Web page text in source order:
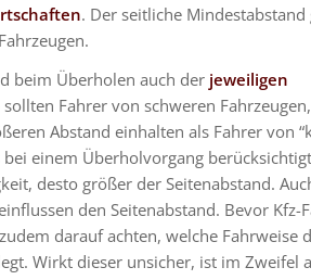
. Der seitliche Mindestabstand
beim Überholen auch der jeweiligen
sollten Fahrer von schweren Fahrzeugen,
Abstand einhalten als Fahrer von
einem Überholvorgang
desto größer der Seitenabstand.
den Seitenabstand. Bevor Kfz-
darauf achten, welche Fahrweise
Wirkt dieser unsicher, ist im Zweifel